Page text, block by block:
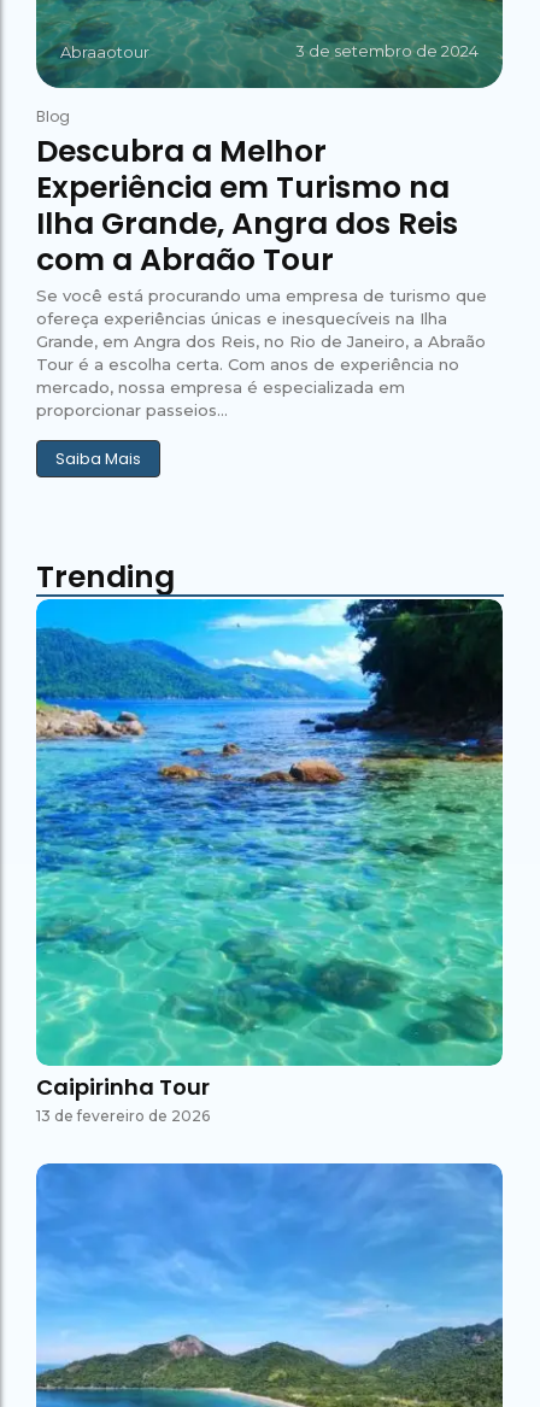
Abraaotour 3 de setembro de 2024
Blog
Descubra a Melhor
Experiência em Turismo na
Ilha Grande, Angra dos Reis
com a Abraão Tour
Se você está procurando uma empresa de turismo que
ofereça experiências únicas e inesquecíveis na Ilha
Grande, em Angra dos Reis, no Rio de Janeiro, a Abraão
Tour é a escolha certa. Com anos de experiência no
mercado, nossa empresa é especializada em
proporcionar passeios...
Saiba Mais
Trending
Caipirinha Tour
13 de fevereiro de 2026